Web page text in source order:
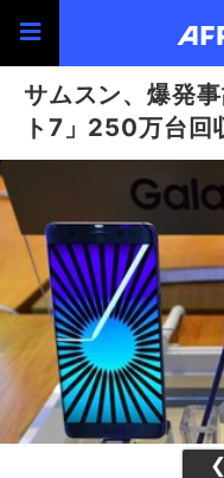
サムスン、爆発
ト7」250万台回
❮